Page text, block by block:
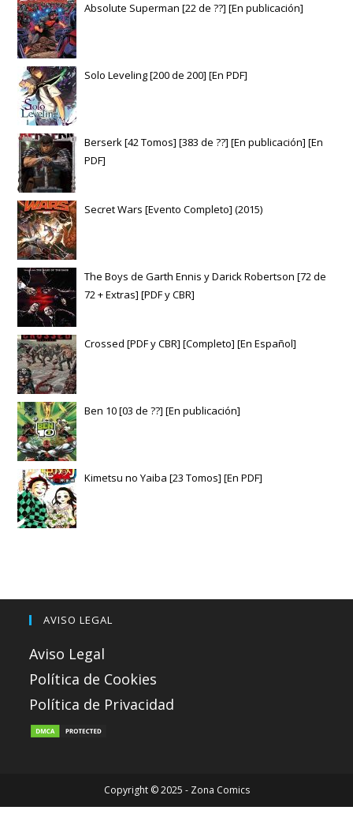
Absolute Superman [22 de ??] [En publicación]
Solo Leveling [200 de 200] [En PDF]
Berserk [42 Tomos] [383 de ??] [En publicación] [En
PDF]
Secret Wars [Evento Completo] (2015)
The Boys de Garth Ennis y Darick Robertson [72 de
72 + Extras] [PDF y CBR]
Crossed [PDF y CBR] [Completo] [En Español]
Ben 10 [03 de ??] [En publicación]
Kimetsu no Yaiba [23 Tomos] [En PDF]
AVISO LEGAL
Aviso Legal
Política de Cookies
Política de Privacidad
Copyright © 2025 - Zona Comics